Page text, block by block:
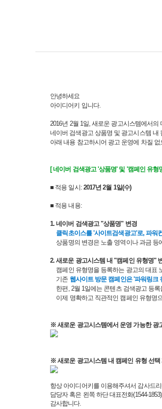
안녕하세요
아이디어키 입니다.
2016년 2월 1일, 새로운 광고시스템에서
네이버 검색광고 상품명 및 광고시스템 내
아래 내용 참고하시어 광고 운영에 차질
[ 네이버 검색광고 '상품명' 및 '캠페인 유형
■ 적용 일시: 2017년 2월 1일(수)
■ 적용 내용:
1. 네이버 검색광고 "상품명" 변경
클릭초이스를 '사이트검색광고'로, 파워
상품명의 변경은 노출 영역이나 과금 등
2. 새로운 광고시스템 내 "캠페인 유형명"
캠페인 유형명을 등록하는 광고의 대표
기존 웹사이트 방문 캠페인은 '파워링크
한편, 2월 1일에는 콘텐츠 검색광고 등
이제 명확하고 직관적인 캠페인 유형명
※ 새로운 광고시스템에서 운영 가능한 광
※ 새로운 광고시스템 내 캠페인 유형 선택
항상 아이디어키를 이용해주셔서 감사드
담당자 혹은 왼쪽 하단 대표전화(1544-
감사합니다.